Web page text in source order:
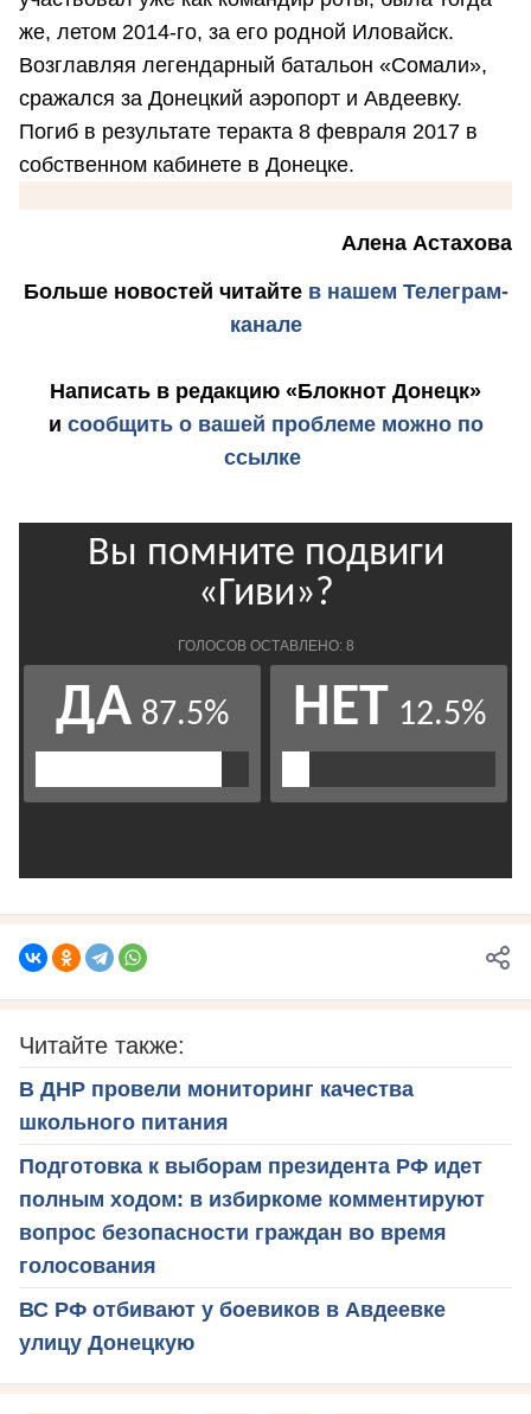
же, летом 2014-го, за его родной Иловайск.
Возглавляя легендарный батальон «Сомали»,
сражался за Донецкий аэропорт и Авдеевку.
Погиб в результате теракта 8 февраля 2017 в
собственном кабинете в Донецке.
Алена Астахова
Больше новостей читайте в нашем Телеграм-
канале
Написать в редакцию «Блокнот Донецк»
и сообщить о вашей проблеме можно по
ссылке
Читайте также:
В ДНР провели мониторинг качества
школьного питания
Подготовка к выборам президента РФ идет
полным ходом: в избиркоме комментируют
вопрос безопасности граждан во время
голосования
ВС РФ отбивают у боевиков в Авдеевке
улицу Донецкую